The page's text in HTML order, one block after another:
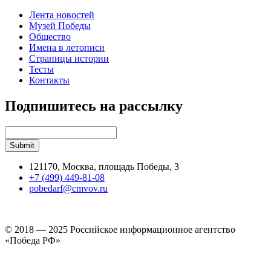
Лента новостей
Музей Победы
Общество
Имена в летописи
Страницы истории
Тесты
Контакты
Подпишитесь на рассылку
121170, Москва, площадь Победы, 3
+7 (499) 449-81-08
pobedarf@cmvov.ru
© 2018 — 2025 Российское информационное агентство
«Победа РФ»